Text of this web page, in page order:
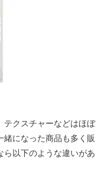
テクスチャーなどはほぼ
緒になった商品も多く販
ら以下のような違いがあ